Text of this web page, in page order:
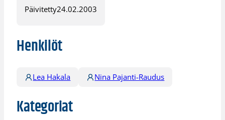
Päivitetty24.02.2003
Henkilöt
Lea Hakala Nina Pajanti-Raudus
Kategoriat